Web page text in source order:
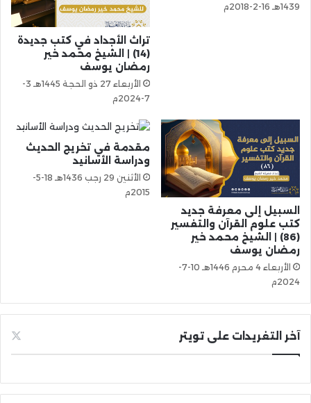
1439هـ 16-2-2018م
تراث الأجداد في كتب جديدة
(14) | الشيخ محمد خير
رمضان يوسف
الأربعاء 27 ذو الحجة 1445هـ 3-
7-2024م
السبيل إلى معرفة جديد
كتب علوم القرآن والتفسير
(86) | الشيخ محمد خير
رمضان يوسف
الأربعاء 4 محرم 1446هـ 10-7-
2024م
مقدمة في تخريج الحديث
ودراسة الأسانيد
الأثنين 29 رجب 1436هـ 18-5-
2015م
آخر التغريدات على تويتر